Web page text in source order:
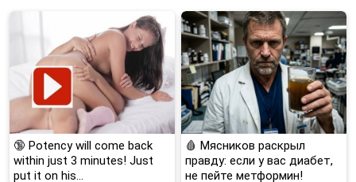
🔞 Potency will come back
within just 3 minutes! Just
put it on his…
🩸 Мясников раскрыл
правду: если у вас диабет,
не пейте метформин!